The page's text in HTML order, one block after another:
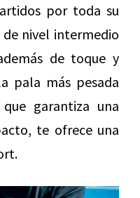
por toda su
nivel intermedio
de toque y
pala más pesada
garantiza una
te ofrece una